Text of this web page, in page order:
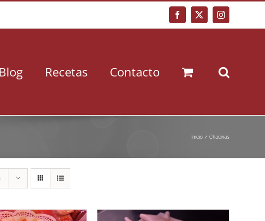
Facebook
X Instagram
Blog Recetas Contacto
Inicio Chacinas